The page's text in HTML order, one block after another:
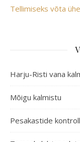
Tellimiseks võta
Harju-Risti vana
Mõigu kalmistu
Pesakastide kontroll